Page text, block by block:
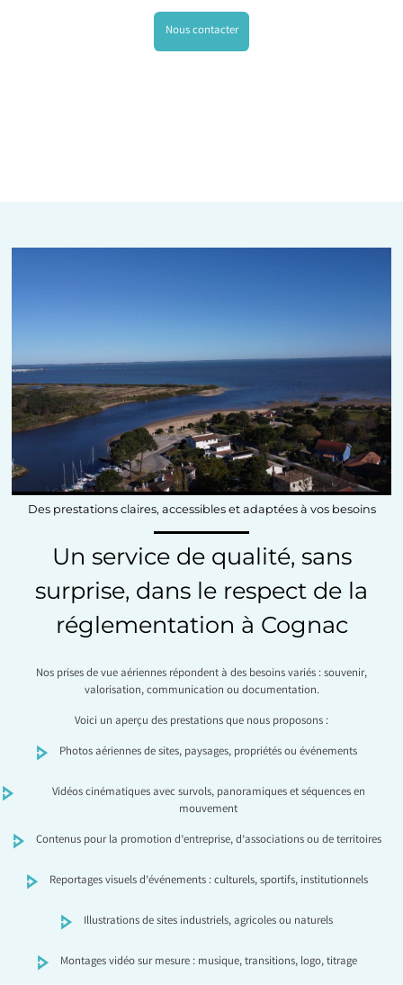
Nous contacter
Des prestations claires, accessibles et adaptées à vos besoins
Un service de qualité, sans
surprise, dans le respect de la
réglementation à Cognac
Nos prises de vue aériennes répondent à des besoins variés : souvenir,
valorisation, communication ou documentation.
Voici un aperçu des prestations que nous proposons :
Photos aériennes de sites, paysages, propriétés ou événements
Vidéos cinématiques avec survols, panoramiques et séquences en
mouvement
Contenus pour la promotion d’entreprise, d’associations ou de territoires
Reportages visuels d’événements : culturels, sportifs, institutionnels
Illustrations de sites industriels, agricoles ou naturels
Montages vidéo sur mesure : musique, transitions, logo, titrage